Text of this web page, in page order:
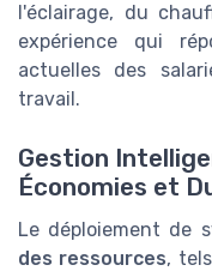
l'éclairage, du
expérience qui
actuelles des
travail.
Gestion
Économies et
Le déploiement de
des ressources,